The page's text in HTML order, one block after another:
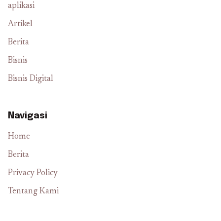
aplikasi
Artikel
Berita
Bisnis
Bisnis Digital
Navigasi
Home
Berita
Privacy Policy
Tentang Kami